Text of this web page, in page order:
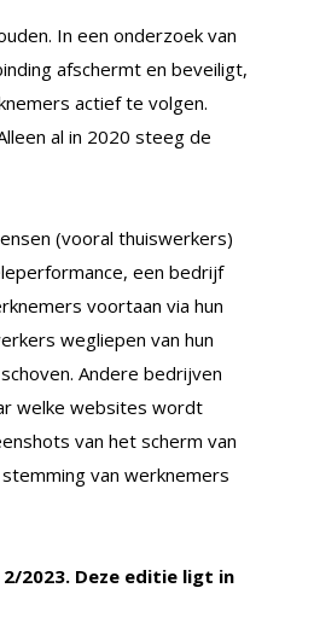
In een onderzoek van
afschermt en beveiligt,
actief te volgen.
al in 2020 steeg de
(vooral thuiswerkers)
een bedrijf
voortaan via hun
wegliepen van hun
Andere bedrijven
welke websites wordt
van het scherm van
van werknemers
2023. Deze editie ligt in